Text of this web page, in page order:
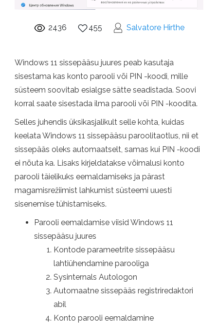
2436 455 Salvatore Hirthe
Windows 11 sissepääsu juures peab kasutaja
sisestama kas konto parooli või PIN -koodi, mille
süsteem soovitab esialgse sätte seadistada. Soovi
korral saate sisestada ilma parooli või PIN -koodita.
Selles juhendis üksikasjalikult selle kohta, kuidas
keelata Windows 11 sissepääsu paroolitaotlus, nii et
sissepääs oleks automaatselt, samas kui PIN -koodi
ei nõuta ka. Lisaks kirjeldatakse võimalusi konto
parooli täielikuks eemaldamiseks ja pärast
magamisrežiimist lahkumist süsteemi uuesti
sisenemise tühistamiseks.
Parooli eemaldamise viisid Windows 11
sissepääsu juures
Kontode parameetrite sissepääsu
lahtiühendamine parooliga
Sysinternals Autologon
Automaatne sissepääs registriredaktori
abil
Konto parooli eemaldamine